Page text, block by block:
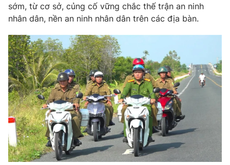
sớm, từ cơ sở, củng cố vững chắc thế trận an ninh
nhân dân, nền an ninh nhân dân trên các địa bàn.